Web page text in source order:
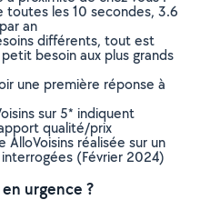
les 10 secondes, 3.6
an
différents, tout est
besoin aux plus grands
une première réponse à
sur 5* indiquent
qualité/prix
AlloVoisins réalisée sur un
(Février 2024)
urgence ?